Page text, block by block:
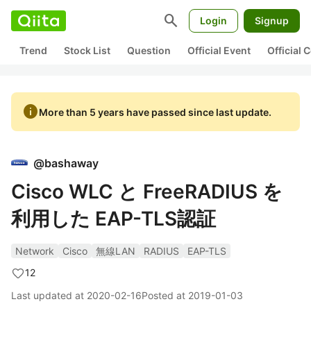
search Login Signup
Trend Stock List Question Official Event Official
infoMore than 5 years have passed since last update.
@bashaway
Cisco WLC と FreeRADIUS を
利用した EAP-TLS認証
Network Cisco 無線LAN RADIUS
EAP-TLS
12
Last updated at 2020-02-16Posted at 2019-01-03